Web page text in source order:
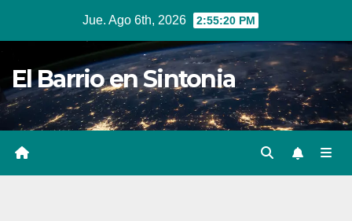
Jue. Ago 6th, 2026 2:55:21 PM
El Barrio en Sintonia